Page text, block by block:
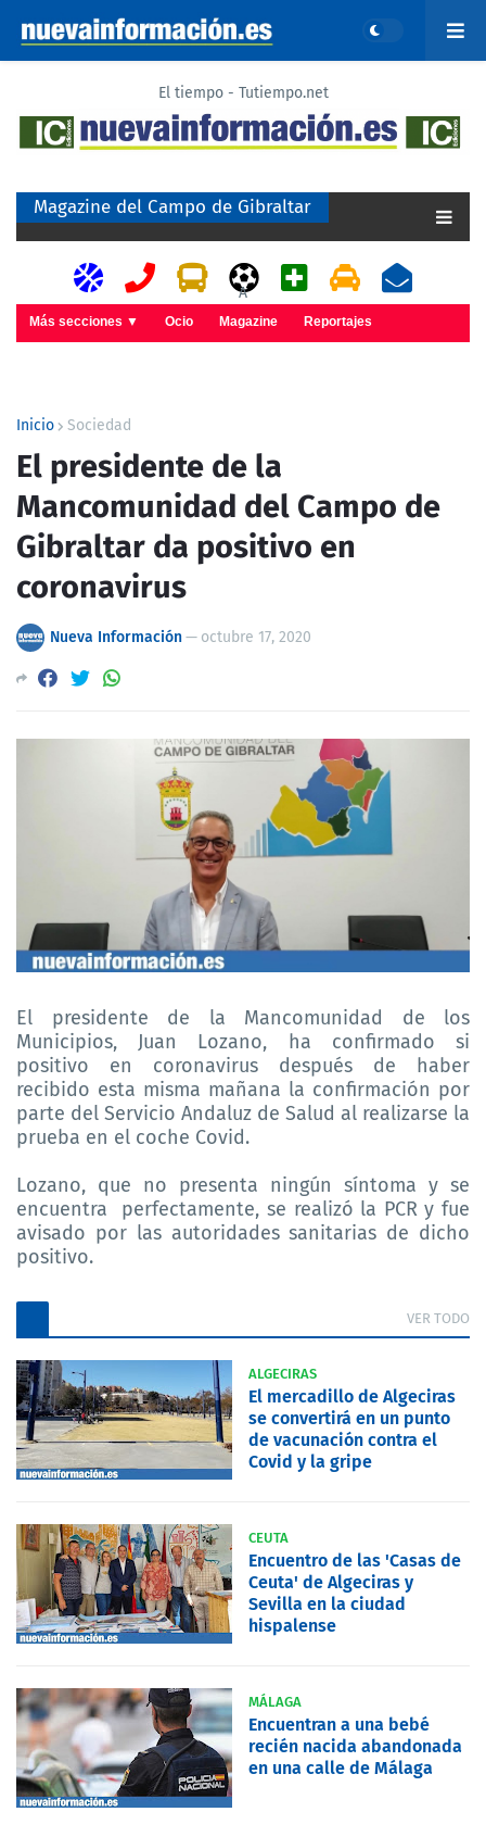
El tiempo - Tutiempo.net
Magazine del Campo de Gibraltar
A
Más secciones ▼ Ocio Magazine Reportajes
Inicio Sociedad
El presidente de la
Mancomunidad del Campo de
Gibraltar da positivo en
coronavirus
Nueva Información— octubre 17, 2020
El presidente de la Mancomunidad de los
Municipios, Juan Lozano, ha confirmado si
positivo en coronavirus después de haber
recibido esta misma mañana la confirmación por
parte del Servicio Andaluz de Salud al realizarse la
prueba en el coche Covid.
Lozano, que no presenta ningún síntoma y se
encuentra perfectamente, se realizó la PCR y fue
avisado por las autoridades sanitarias de dicho
positivo.
VER TODO
ALGECIRAS
El mercadillo de Algeciras
se convertirá en un punto
de vacunación contra el
Covid y la gripe
CEUTA
Encuentro de las 'Casas de
Ceuta' de Algeciras y
Sevilla en la ciudad
hispalense
MÁLAGA
Encuentran a una bebé
recién nacida abandonada
en una calle de Málaga